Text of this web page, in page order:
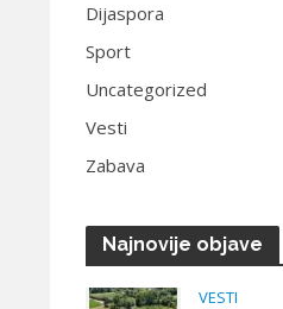
Dijaspora
Sport
Uncategorized
Vesti
Zabava
Najnovije objave
VESTI